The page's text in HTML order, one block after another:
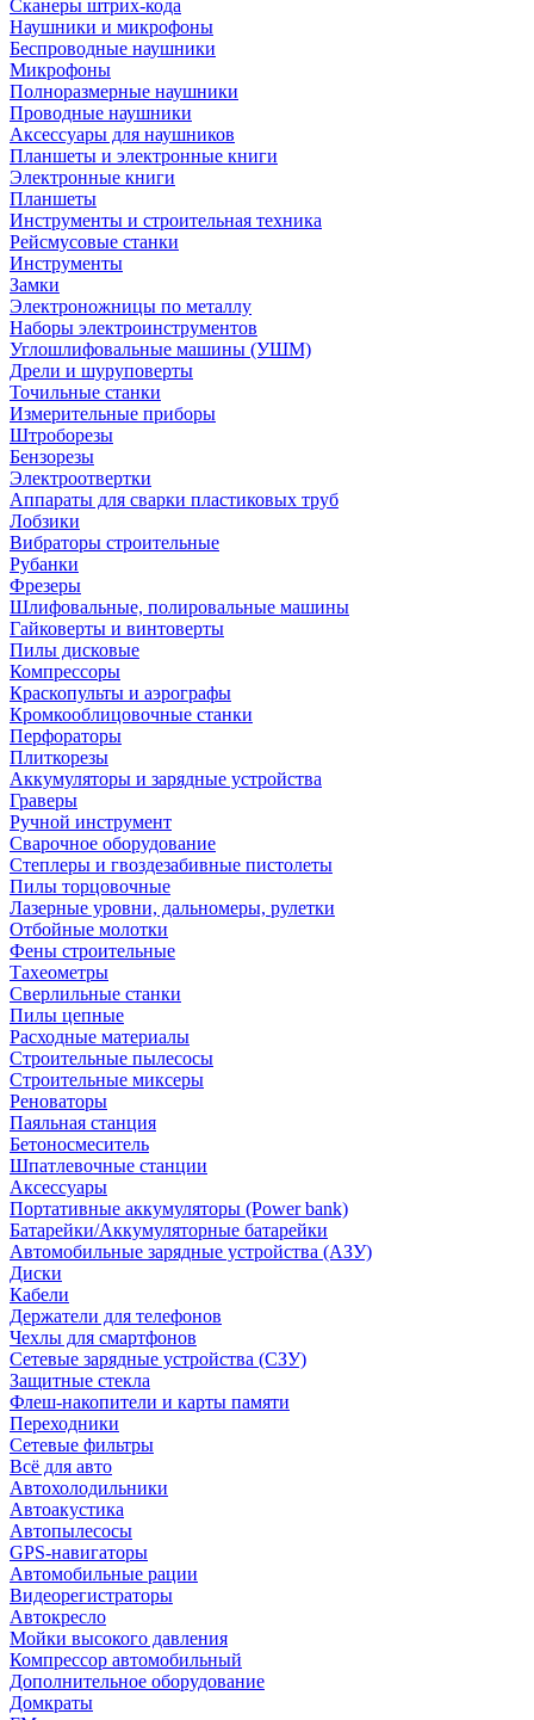
Сканеры штрих-кода
Наушники и микрофоны
Беспроводные наушники
Микрофоны
Полноразмерные наушники
Проводные наушники
Аксессуары для наушников
Планшеты и электронные книги
Электронные книги
Планшеты
Инструменты и строительная техника
Рейсмусовые станки
Инструменты
Замки
Электроножницы по металлу
Наборы электроинструментов
Углошлифовальные машины (УШМ)
Дрели и шуруповерты
Точильные станки
Измерительные приборы
Штроборезы
Бензорезы
Электроотвертки
Аппараты для сварки пластиковых труб
Лобзики
Вибраторы строительные
Рубанки
Фрезеры
Шлифовальные, полировальные машины
Гайковерты и винтоверты
Пилы дисковые
Компрессоры
Краскопульты и аэрографы
Кромкооблицовочные станки
Перфораторы
Плиткорезы
Аккумуляторы и зарядные устройства
Граверы
Ручной инструмент
Сварочное оборудование
Степлеры и гвоздезабивные пистолеты
Пилы торцовочные
Лазерные уровни, дальномеры, рулетки
Отбойные молотки
Фены строительные
Тахеометры
Сверлильные станки
Пилы цепные
Расходные материалы
Строительные пылесосы
Строительные миксеры
Реноваторы
Паяльная станция
Бетоносмеситель
Шпатлевочные станции
Аксессуары
Портативные аккумуляторы (Power bank)
Батарейки/Аккумуляторные батарейки
Автомобильные зарядные устройства (АЗУ)
Диски
Кабели
Держатели для телефонов
Чехлы для смартфонов
Сетевые зарядные устройства (СЗУ)
Защитные стекла
Флеш-накопители и карты памяти
Переходники
Сетевые фильтры
Всё для авто
Автохолодильники
Автоакустика
Автопылесосы
GPS-навигаторы
Автомобильные рации
Видеорегистраторы
Автокресло
Мойки высокого давления
Компрессор автомобильный
Дополнительное оборудование
Домкраты